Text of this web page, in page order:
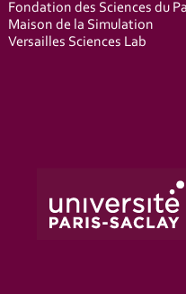
Fondation des Sciences du
Maison de la Simulation
Versailles Sciences Lab